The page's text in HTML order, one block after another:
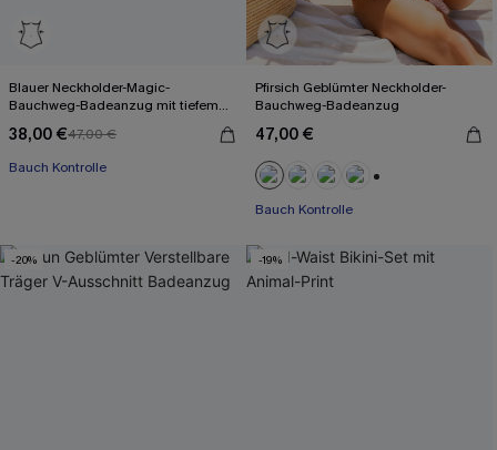
Blauer Neckholder-Magic-
Bauchweg-Badeanzug mit tiefem
38,00 €47,00 €
Bauch Kontrolle
Pfirsich Geblümter Neckholder-
Bauchweg-Badeanzug
47,00 €
Bauch Kontrolle
-20% -19%